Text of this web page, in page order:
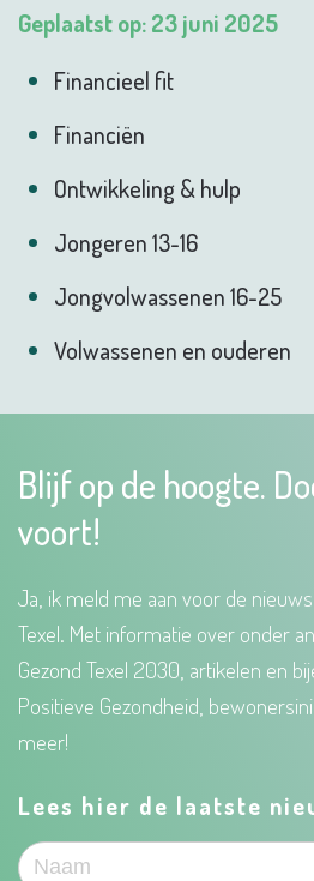
Geplaatst op: 23 juni 2025
Financieel fit
Financiën
Ontwikkeling & hulp
Jongeren 13-16
Jongvolwassenen 16-25
Volwassenen en ouderen
Blijf op de hoogte.
voort!
Ja, ik meld me aan voor de
Texel. Met informatie over onder
Gezond Texel 2030, artikelen en
Positieve Gezondheid,
meer!
Lees hier de laatste